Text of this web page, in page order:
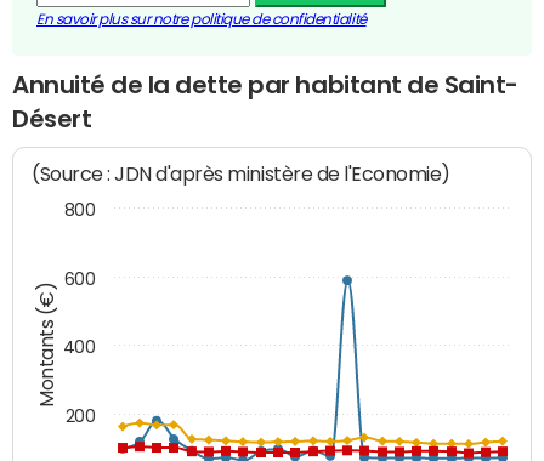
En savoir plus sur notre politique de confidentialité
Annuité de la dette par habitant de Saint-
Désert
Montants (€)
(Source : JDN d'après ministère de l'Economie)
200
400
600
800